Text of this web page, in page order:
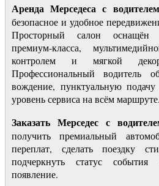
Аренда Мерседеса с
безопасное и удобное
Просторный салон оснащён
премиум-класса,
контролем и мягкой
Профессиональный водитель
вождение, пунктуальную
уровень сервиса на всём маршруте.
Заказать Мерседес с
получить премиальный
переплат, сделать поездку
подчеркнуть статус
появление.